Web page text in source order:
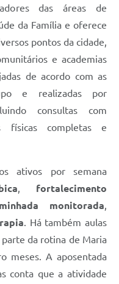
das áreas de
da Família e oferece
pontos da cidade,
e academias
de acordo com as
e realizadas por
consultas com
físicas completas e
ativos por semana
fortalecimento
monitorada
. Há também aulas
da rotina de Maria
meses. A aposentada
conta que a atividade